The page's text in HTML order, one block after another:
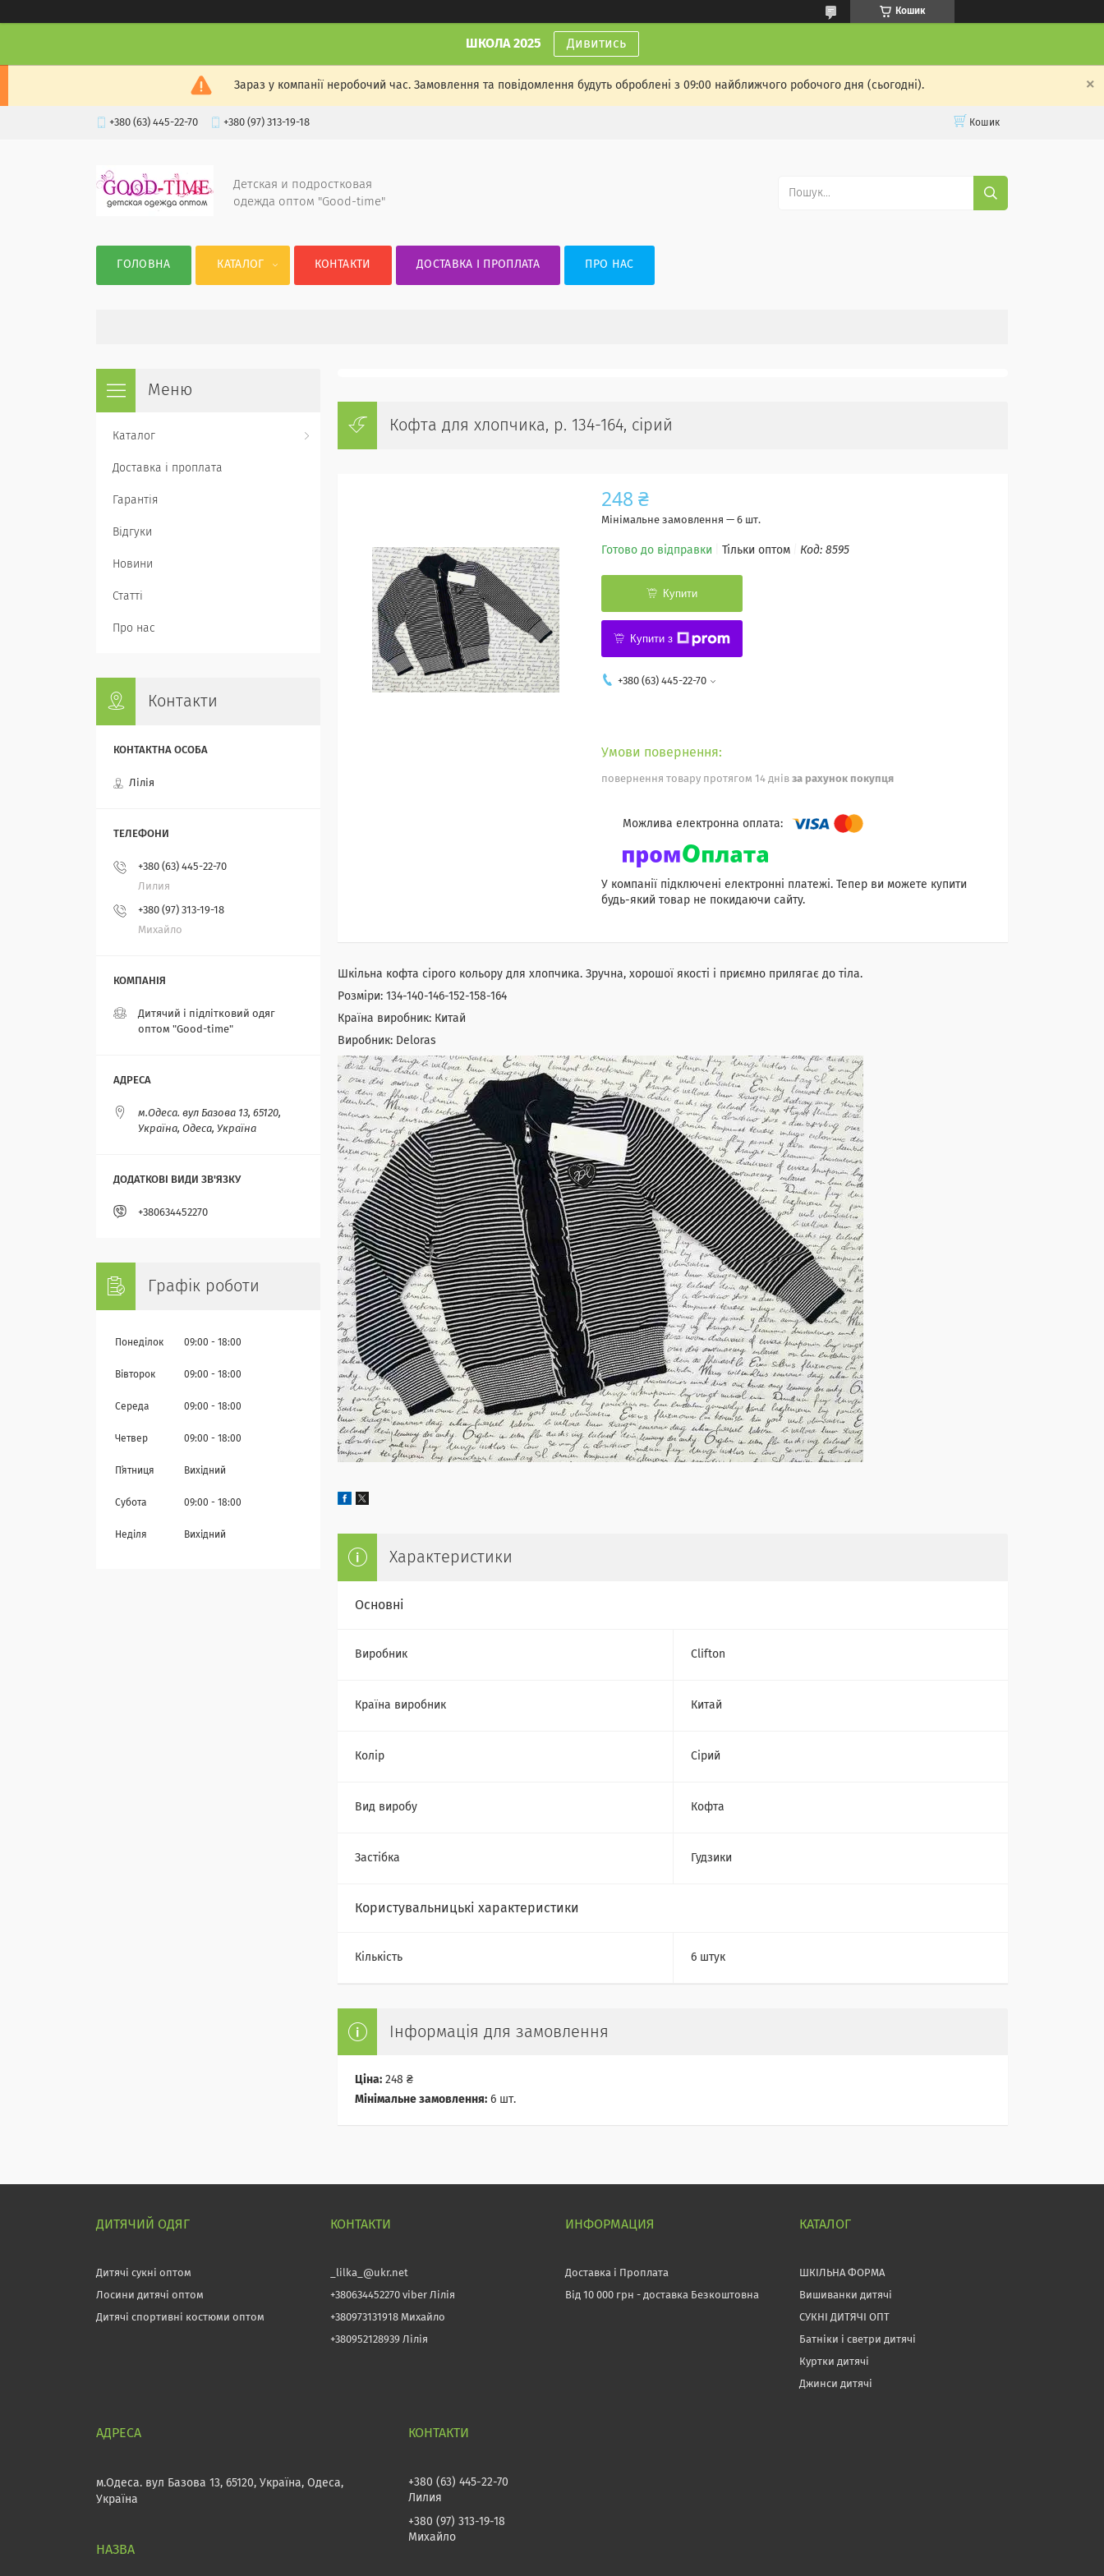
Кошик
ШКОЛА 2025 Дивитись
Зараз у компанії неробочий час. Замовлення та повідомлення будуть оброблені з 09:00 найближчого робочого дня (сьогодні).
+380 (63) 445-22-70 +380 (97) 313-19-18 Кошик
Детская и подростковая
одежда оптом "Good-time"
ГОЛОВНА КАТАЛОГ КОНТАКТИ ДОСТАВКА І ПРОПЛАТА ПРО НАС
Кофта для хлопчика, р. 134-164, сірий
248 ₴
Мінімальне замовлення — 6 шт.
Готово до відправки Тільки оптом Код: 8595
Купити
Купити з
+380 (63) 445-22-70
повернення товару протягом 14 днів за рахунок покупця
У компанії підключені електронні платежі. Тепер ви можете купити
будь-який товар не покидаючи сайту.
Шкільна кофта сірого кольору для хлопчика. Зручна, хорошої якості і приємно прилягає до тіла.
Розміри: 134-140-146-152-158-164
Країна виробник: Китай
Виробник: Deloras
Характеристики
Основні
Виробник Clifton
Країна виробник Китай
Колір Сірий
Вид виробу Кофта
Застібка Гудзики
Користувальницькі характеристики
Кількість 6 штук
Інформація для замовлення
Ціна: 248 ₴
Мінімальне замовлення: 6 шт.
Каталог
Доставка і проплата
Гарантія
Відгуки
Новини
Статті
Про нас
Контакти
Лілія
+380 (63) 445-22-70
Лилия
+380 (97) 313-19-18
Михайло
Дитячий і підлітковий одяг
оптом "Good-time"
м.Одеса. вул Базова 13, 65120,
Україна, Одеса, Україна
+380634452270
Графік роботи
Понеділок 09:00 18:00
Вівторок 09:00 18:00
Середа 09:00 18:00
Четвер 09:00 18:00
Пʼятниця Вихідний
Субота 09:00 18:00
Неділя Вихідний
ДИТЯЧИЙ ОДЯГ
Дитячі сукні оптом
Лосини дитячі оптом
Дитячі спортивні костюми оптом
КОНТАКТИ
_lilka_@ukr.net
+380634452270 viber Лілія
+380973131918 Михайло
+380952128939 Лілія
ИНФОРМАЦИЯ
Доставка і Проплата
Від 10 000 грн - доставка Безкоштовна
КАТАЛОГ
ШКІЛЬНА ФОРМА
Вишиванки дитячі
СУКНІ ДИТЯЧІ ОПТ
Батніки і светри дитячі
Куртки дитячі
Джинси дитячі
м.Одеса. вул Базова 13, 65120, Україна, Одеса,
Україна
+380 (63) 445-22-70
Лилия
+380 (97) 313-19-18
Михайло